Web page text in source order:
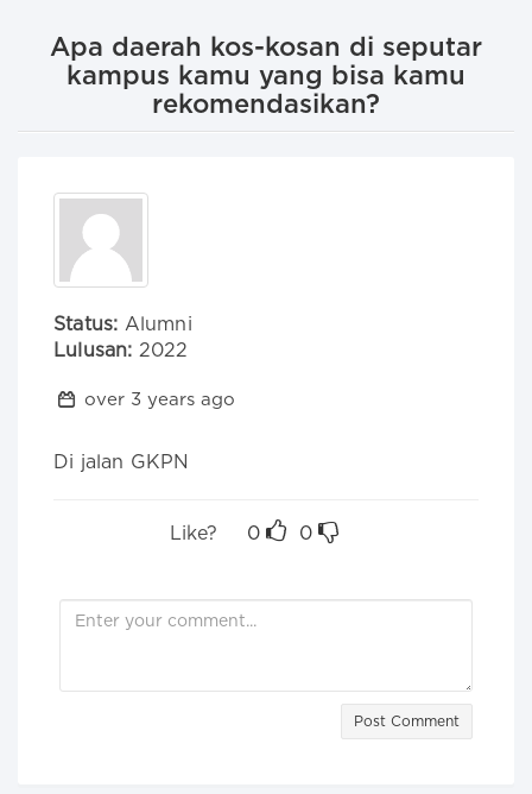
Apa daerah kos-kosan di seputar
kampus kamu yang bisa kamu
rekomendasikan?
Status: Alumni
Lulusan: 2022
over 3 years ago
Di jalan GKPN
Like? 0 0
Post Comment